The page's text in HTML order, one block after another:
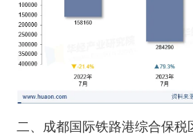
二、成都国际铁路港综合保税